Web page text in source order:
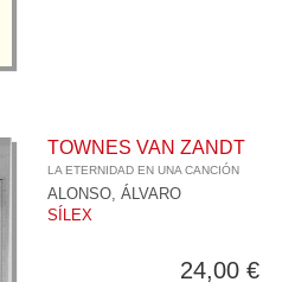
TOWNES VAN ZANDT
LA ETERNIDAD EN UNA CANCIÓN
ALONSO, ÁLVARO
SÍLEX
24,00 €